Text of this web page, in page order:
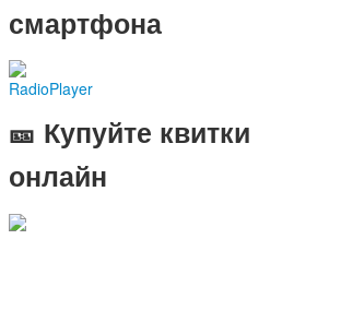
смартфона
RadioPlayer
🎫 Купуйте квитки
онлайн